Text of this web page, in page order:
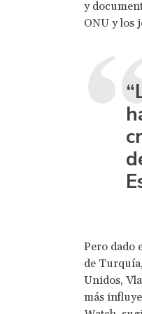
y
ONU y los
Pero dado
de
Unidos,
más